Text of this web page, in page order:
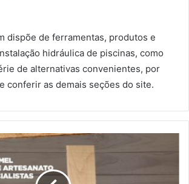
dispõe de ferramentas, produtos e
hidráulica de piscinas, como
de alternativas convenientes, por
conferir as demais seções do site.